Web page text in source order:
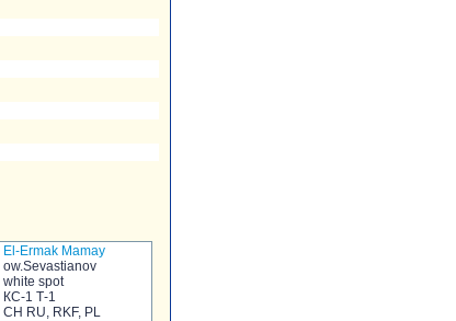
El-Ermak Mamay
ow.Sevastianov
white spot
КС-1 Т-1
CH RU, RKF, PL